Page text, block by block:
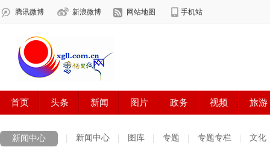
新闻中心 新闻中心 图库 专题 专题专栏 文化